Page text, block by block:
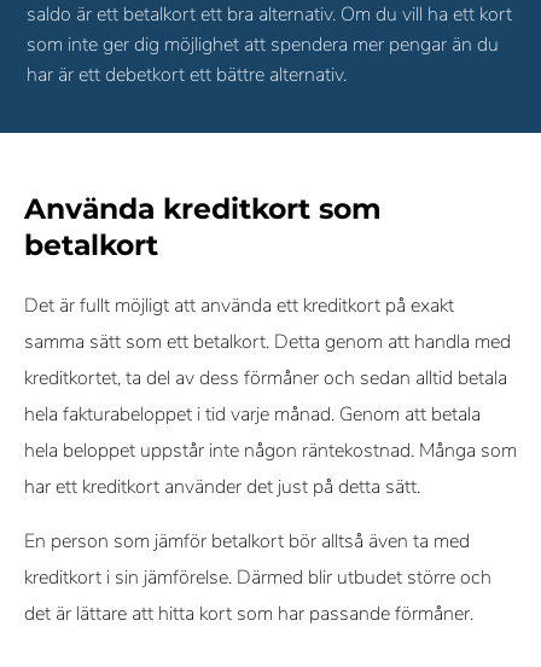
saldo är ett betalkort ett bra alternativ. Om du vill ha ett kort
som inte ger dig möjlighet att spendera mer pengar än du
har är ett debetkort ett bättre alternativ.
Använda kreditkort som
betalkort
Det är fullt möjligt att använda ett kreditkort på exakt
samma sätt som ett betalkort. Detta genom att handla med
kreditkortet, ta del av dess förmåner och sedan alltid betala
hela fakturabeloppet i tid varje månad. Genom att betala
hela beloppet uppstår inte någon räntekostnad. Många som
har ett kreditkort använder det just på detta sätt.
En person som jämför betalkort bör alltså även ta med
kreditkort i sin jämförelse. Därmed blir utbudet större och
det är lättare att hitta kort som har passande förmåner.